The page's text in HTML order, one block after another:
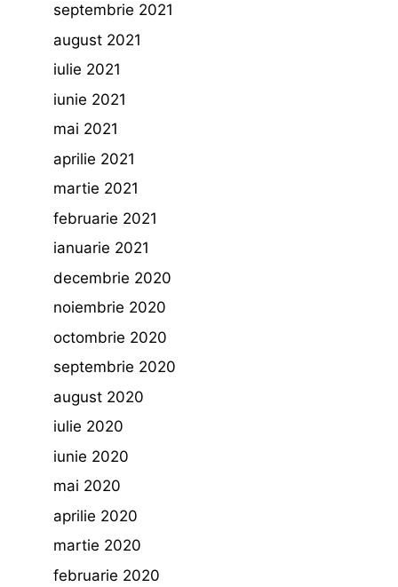
septembrie 2021
august 2021
iulie 2021
iunie 2021
mai 2021
aprilie 2021
martie 2021
februarie 2021
ianuarie 2021
decembrie 2020
noiembrie 2020
octombrie 2020
septembrie 2020
august 2020
iulie 2020
iunie 2020
mai 2020
aprilie 2020
martie 2020
februarie 2020